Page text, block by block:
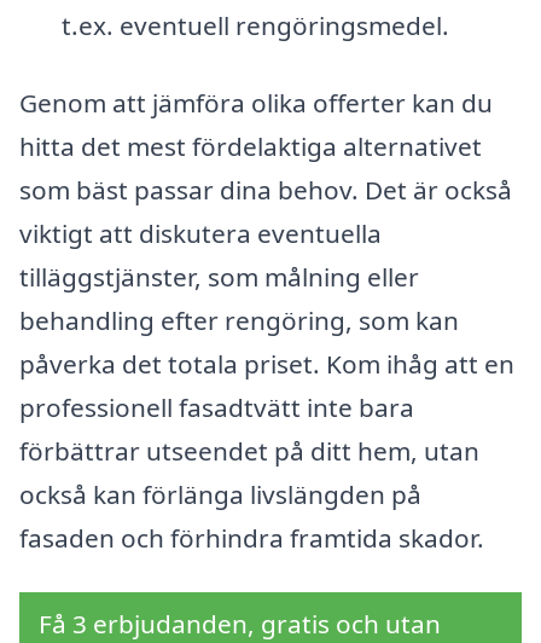
t.ex. eventuell rengöringsmedel.
Genom att jämföra olika offerter kan du
hitta det mest fördelaktiga alternativet
som bäst passar dina behov. Det är också
viktigt att diskutera eventuella
tilläggstjänster, som målning eller
behandling efter rengöring, som kan
påverka det totala priset. Kom ihåg att en
professionell fasadtvätt inte bara
förbättrar utseendet på ditt hem, utan
också kan förlänga livslängden på
fasaden och förhindra framtida skador.
Få 3 erbjudanden, gratis och utan